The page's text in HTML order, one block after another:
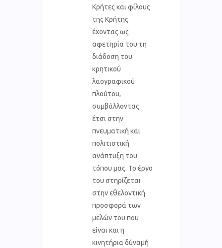
Κρήτες και φίλους
της Κρήτης
έχοντας ως
αφετηρία του τη
διάδοση του
κρητικού
λαογραφικού
πλούτου,
συμβάλλοντας
έτσι στην
πνευματική και
πολιτιστική
ανάπτυξη του
τόπου μας. Το έργο
του στηρίζεται
στην εθελοντική
προσφορά των
μελών του που
είναι και η
κινητήρια δύναμή